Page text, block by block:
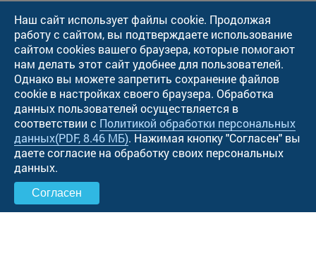
Наш сайт использует файлы cookie. Продолжая
работу с сайтом, вы подтверждаете использование
сайтом cookies вашего браузера, которые помогают
нам делать этот сайт удобнее для пользователей.
Однако вы можете запретить сохранение файлов
cookie в настройках своего браузера. Обработка
данных пользователей осуществляется в
соответствии с Политикой обработки персональных
данных(PDF, 8.46 МБ). Нажимая кнопку "Cогласен" вы
даете согласие на обработку своих персональных
данных.
Согласен